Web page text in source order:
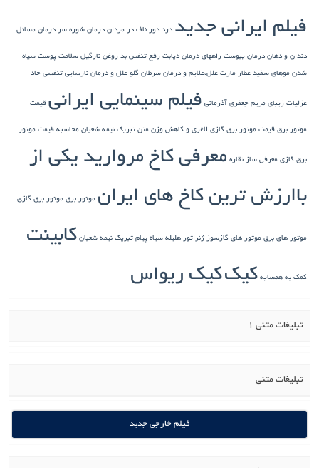
فیلم ایرانی جدید درد دور ناف در مردان درمان شوره سر درمان مسائل
دندان و دهان درمان یبوست راههای درمان دیابت رفع تنفس بد روغن نارگیل سلامت پوست سیاه
شدن موهای سفید عطار مارت علل،علایم و درمان سرطان گلو علل و درمان نارسایی تنفسی حاد
غزلیات زیبای مریم جعفری آذرمانی فیلم سینمایی ایرانی قیمت
موتور برق قیمت موتور برق گازی لاغری و کاهش وزن متن تبریک نیمه شعبان محاسبه قیمت موتور
برق گازی معرفی ساز نقاره معرفی کاخ مروارید یکی از
باارزش ترین کاخ های ایران موتور برق موتور برق گازی
موتور های برق موتور های گازسوز ژنراتور هلیله سیاه پیام تبریک نیمه شعبان کابینت
کمک به همسایه کیککیک ریواس
تبلیغات متنی 1
تبلیغات متنی
فیلم خارجی جدید